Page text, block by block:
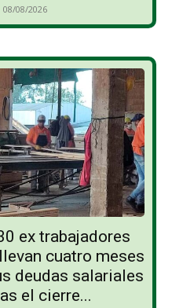
08/08/2026
ex trabajadores
cuatro meses
deudas salariales
el cierre...